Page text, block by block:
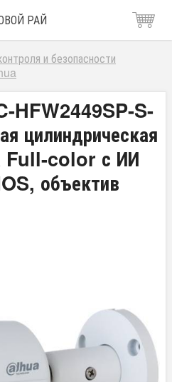
РАЙ
и безопасности
HFW2449SP-S-
цилиндрическая
Full-color с ИИ
объектив